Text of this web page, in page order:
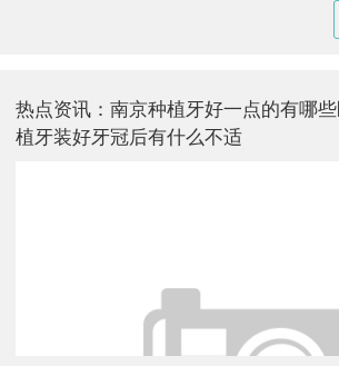
热点资讯：南京种植牙好一点的有哪些
植牙装好牙冠后有什么不适